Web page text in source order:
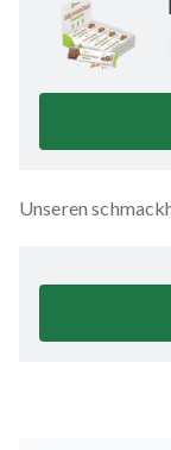
Unseren